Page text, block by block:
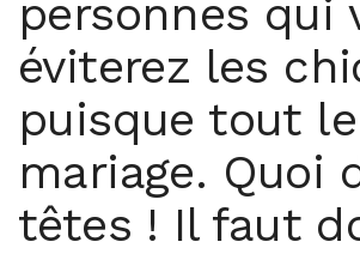
personnes qui
éviterez les
puisque tout
mariage. Quoi
têtes ! Il faut